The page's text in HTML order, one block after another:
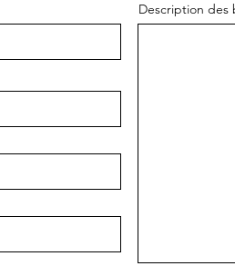
Description des